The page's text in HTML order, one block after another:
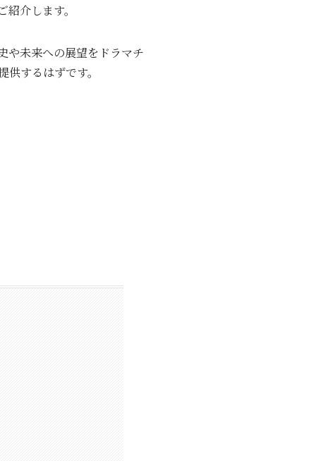
紹介します。
や未来への展望をドラマチ
するはずです。